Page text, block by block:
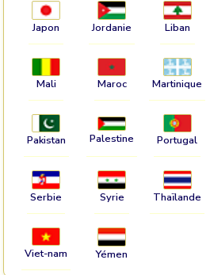
Japon Jordanie Liban
Mali Maroc Martinique
Pakistan Palestine Portugal
Serbie Syrie Thaïlande
Viet-nam Yémen